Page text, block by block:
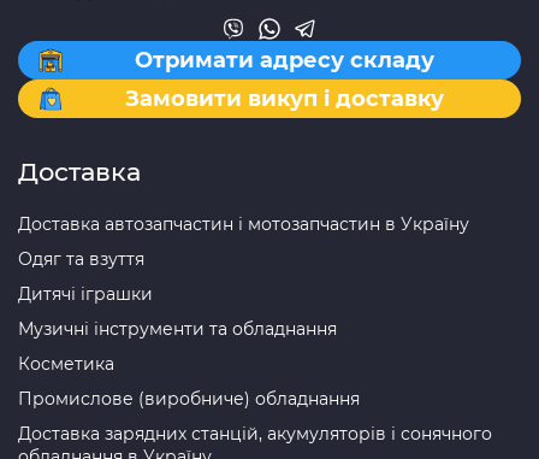
Отримати адресу складу
Замовити викуп і доставку
Доставка
Доставка автозапчастин і мотозапчастин в Україну
Одяг та взуття
Дитячі іграшки
Музичні інструменти та обладнання
Косметика
Промислове (виробниче) обладнання
Доставка зарядних станцій, акумуляторів і сонячного